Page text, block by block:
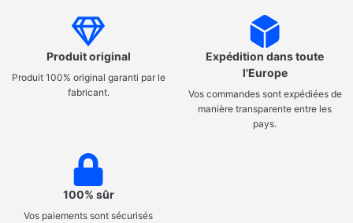
Produit original
Produit 100% original garanti par le
fabricant.
Expédition dans toute
l'Europe
Vos commandes sont expédiées de
manière transparente entre les
pays.
100% sûr
Vos paiements sont sécurisés